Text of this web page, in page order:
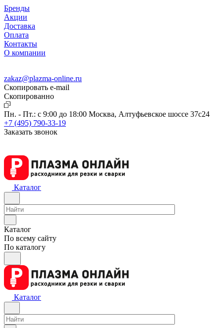
Бренды
Акции
Доставка
Оплата
Контакты
О компании
zakaz@plazma-online.ru
Скопировать e-mail
Cкопированно
Пн. - Пт.: с 9:00 до 18:00 Москва, Алтуфьевское шоссе 37с24
+7 (495) 790-33-19
Заказать звонок
Каталог
Каталог
По всему сайту
По каталогу
Каталог